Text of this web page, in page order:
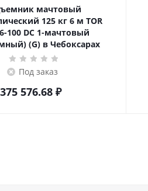
мачтовый
125 кг 6 м TOR
100 DC 1-мачтовый
(G) в Чебоксарах
Под заказ
375 576.68₽